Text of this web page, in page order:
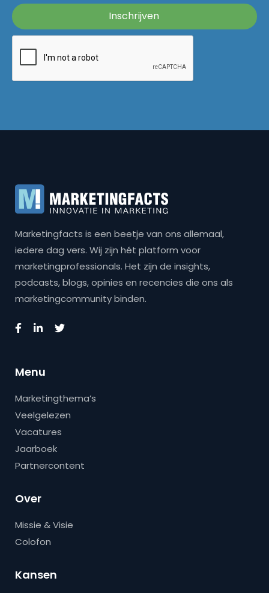
Marketingfacts is een beetje van ons allemaal,
iedere dag vers. Wij zijn hét platform voor
marketingprofessionals. Het zijn de insights,
podcasts, blogs, opinies en recencies die ons als
marketingcommunity binden.
Menu
Marketingthema’s
Veelgelezen
Vacatures
Jaarboek
Partnercontent
Over
Missie & Visie
Colofon
Kansen